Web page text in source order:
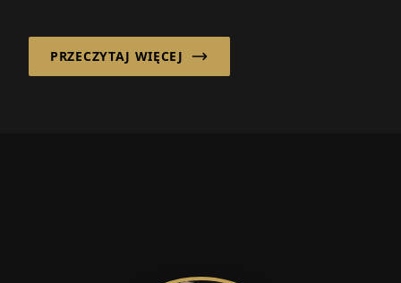
półprzewodników...
PRZECZYTAJ WIĘCEJ